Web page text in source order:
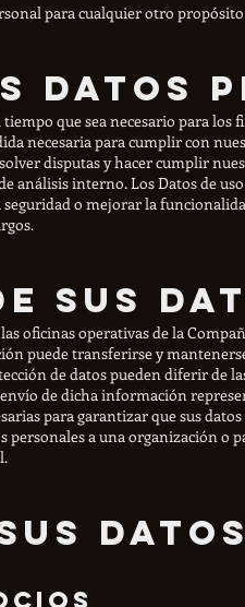
para cualquier otro
datos
que sea necesario para los
necesaria para cumplir con
disputas y hacer cumplir
análisis interno. Los Datos de
o mejorar la
sus
oficinas operativas de la
puede transferirse y
de datos pueden diferir de
de dicha información
para garantizar que sus
a una organización o